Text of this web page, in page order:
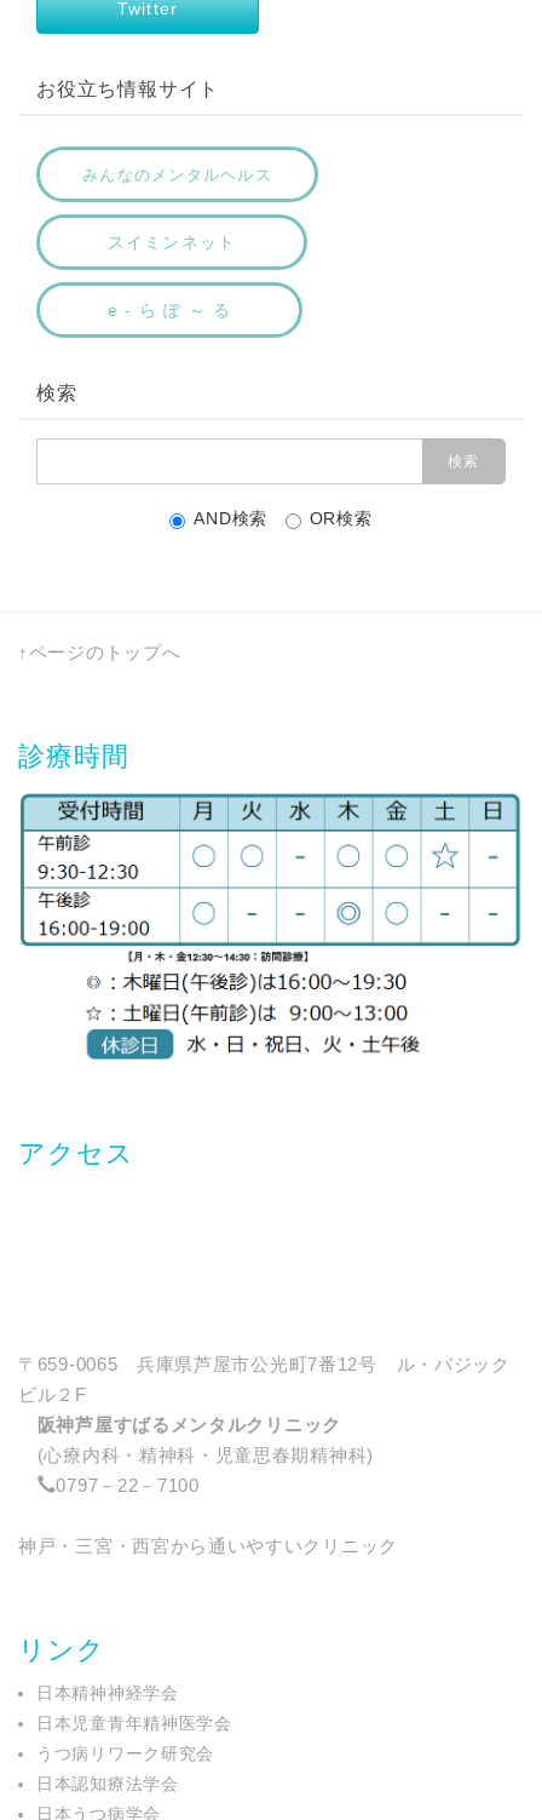
Twitter
お役立ち情報サイト
みんなのメンタルヘルス
スイミンネット
e - ら ぽ ～ る
検索
AND検索 OR検索
↑ページのトップへ
診療時間
アクセス
〒659-0065 兵庫県芦屋市公光町7番12号 ル・バジック
ビル２F
阪神芦屋すばるメンタルクリニック
(心療内科・精神科・児童思春期精神科)
0797－22－7100
神戸・三宮・西宮から通いやすいクリニック
リンク
日本精神神経学会
日本児童青年精神医学会
うつ病リワーク研究会
日本認知療法学会
日本うつ病学会